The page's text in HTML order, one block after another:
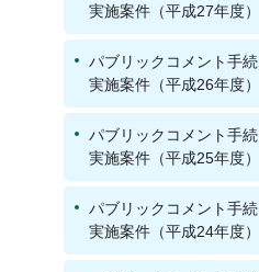
実施案件（平成27年度）
パブリックコメント手続
実施案件（平成26年度）
パブリックコメント手続
実施案件（平成25年度）
パブリックコメント手続
実施案件（平成24年度）